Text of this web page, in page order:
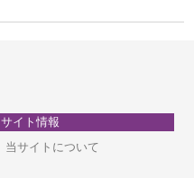
サイト情報
当サイトについて